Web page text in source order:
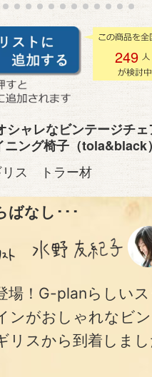
249
シャレなビンテージチェ
ング椅子（tola&black）
ス トラー材
ばなし･･･
場！G-planらしいス
ンがおしゃれなビ
リスから到着しまし